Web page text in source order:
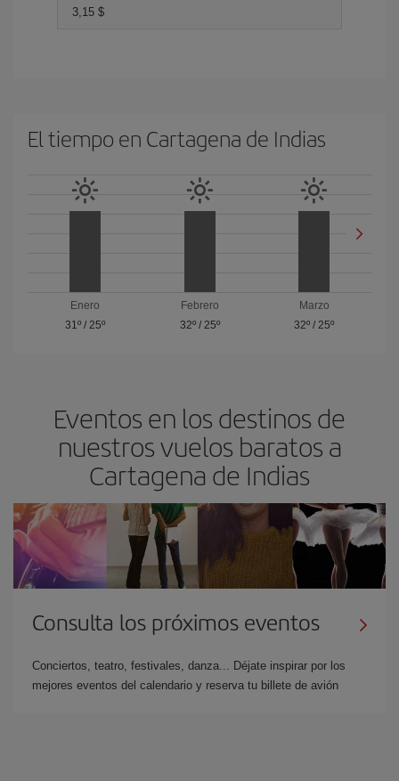
3,15 $
El tiempo en Cartagena de Indias
Enero
31º/ 25º
Febrero
32º/ 25º
Marzo
32º /25º
Eventos en los destinos de
nuestros vuelos baratos a
Cartagena de Indias
Consulta los próximos eventos
Conciertos, teatro, festivales, danza... Déjate inspirar por los
mejores eventos del calendario y reserva tu billete de avión